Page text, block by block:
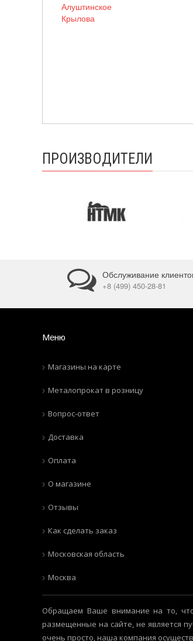
Алуштинское
Крылова
ПРОИЗВОДИТЕЛИ
Обслуживание
+8 (499) 450-28-81
Меню
Магазины на карте
Металопрокат в розницу
Вопрос-ответ
Доставка
Оплата
О магазине
Отзывы
Как сделать заказ
Московская область
Москва
Обращаем Ваше внимание на то,
размещенные на сайте, не является
очень просто, наша компания